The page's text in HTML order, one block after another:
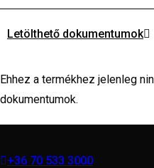
Letölthető dokumentumok
Ehhez a termékhez jelenleg
dokumentumok.
+36 70 533 3000